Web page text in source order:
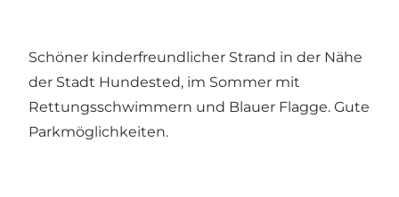
Schöner kinderfreundlicher Strand in der Nähe
der Stadt Hundested, im Sommer mit
Rettungsschwimmern und Blauer Flagge. Gute
Parkmöglichkeiten.